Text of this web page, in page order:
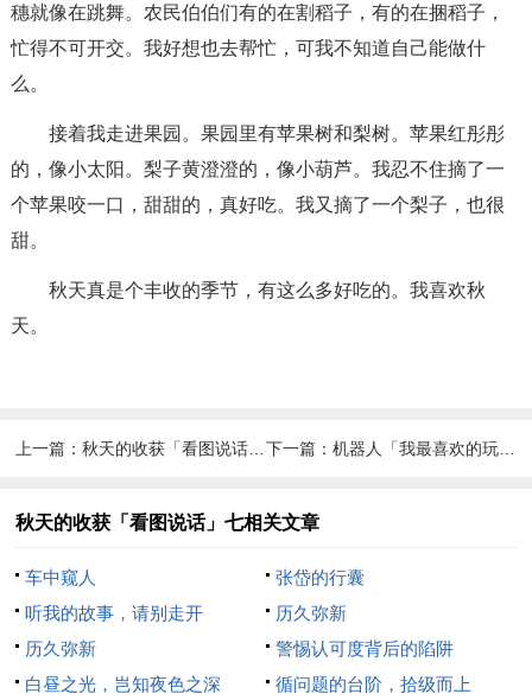
穗就像在跳舞。农民伯伯们有的在割稻子，有的在捆稻子，
忙得不可开交。我好想也去帮忙，可我不知道自己能做什
么。
接着我走进果园。果园里有苹果树和梨树。苹果红彤彤
的，像小太阳。梨子黄澄澄的，像小葫芦。我忍不住摘了一
个苹果咬一口，甜甜的，真好吃。我又摘了一个梨子，也很
甜。
秋天真是个丰收的季节，有这么多好吃的。我喜欢秋
天。
上一篇：秋天的收获「看图说话」六 下一篇： 机器人「我最喜欢的玩具」
秋天的收获「看图说话」七相关文章
车中窥人
张岱的行囊
听我的故事，请别走开
历久弥新
历久弥新
警惕认可度背后的陷阱
白昼之光，岂知夜色之深
循问题的台阶，拾级而上